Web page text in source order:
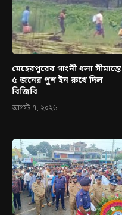
মেহেরপুরের গাংনী ধলা সীমান্তে
৫ জনের পুশ ইন রুখে দিল
বিজিবি
আগস্ট ৭, ২০২৬